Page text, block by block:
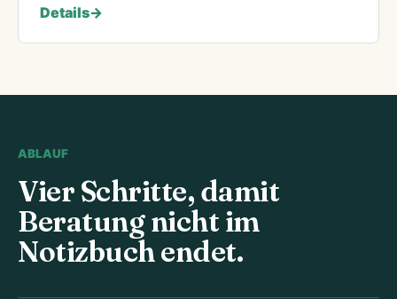
Details->
ABLAUF
Vier Schritte, damit
Beratung nicht im
Notizbuch endet.